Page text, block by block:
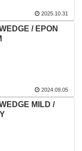
2025.10.31
/ EPON
2024.09.05
MILD /